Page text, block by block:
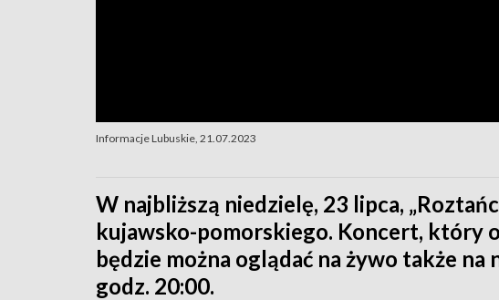
Informacje Lubuskie, 21.07.2023
W najbliższą niedzielę, 23 lipca,
kujawsko-pomorskiego. Koncert, który
będzie można oglądać na żywo także na
godz. 20:00.